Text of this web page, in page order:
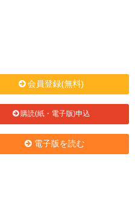
会員登録(無料)
購読(紙・電子版)申込
電子版を読む